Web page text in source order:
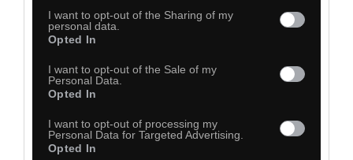
I want to opt-out of the Sharing of my
personal data.
Opted In
I want to opt-out of the Sale of my
Personal Data.
Opted In
I want to opt-out of processing my
Personal Data for Targeted Advertising.
Opted In
Dodaj do ulubionych Dodaj do przyjaciół